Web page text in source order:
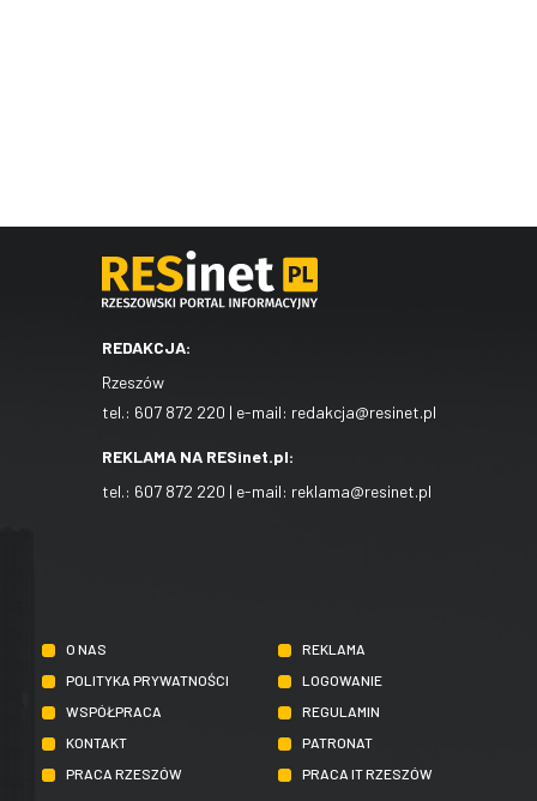
REDAKCJA:
Rzeszów
tel.: 607 872 220 | e-mail: redakcja@resinet.pl
REKLAMA NA RESinet.pl:
tel.: 607 872 220 | e-mail: reklama@resinet.pl
O NAS
REKLAMA
POLITYKA PRYWATNOŚCI
LOGOWANIE
WSPÓŁPRACA
REGULAMIN
KONTAKT
PATRONAT
PRACA RZESZÓW
PRACA IT RZESZÓW